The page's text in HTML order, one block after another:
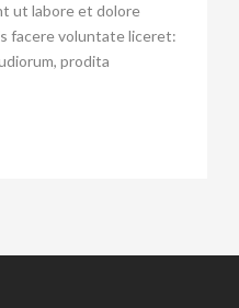
ut labore et dolore
facere voluntate liceret:
prodita